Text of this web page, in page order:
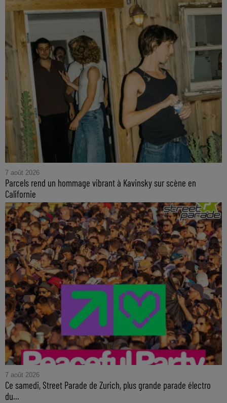
7 août 2026
Parcels rend un hommage vibrant à Kavinsky sur scène en
Californie
7 août 2026
Ce samedi, Street Parade de Zurich, plus grande parade électro
du...